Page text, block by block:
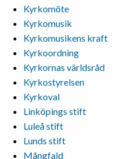
Kyrkomöte
Kyrkomusik
Kyrkomusikens kraft
Kyrkoordning
Kyrkornas världsråd
Kyrkostyrelsen
Kyrkoval
Linköpings stift
Luleå stift
Lunds stift
Mångfald